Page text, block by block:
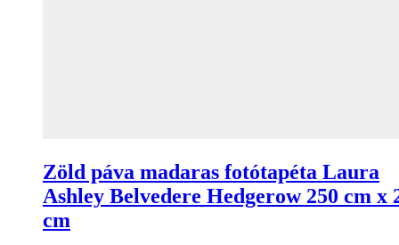
Zöld páva madaras fotótapéta Laura
Ashley Belvedere Hedgerow 250 cm x
cm